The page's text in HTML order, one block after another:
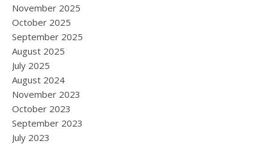
November 2025
October 2025
September 2025
August 2025
July 2025
August 2024
November 2023
October 2023
September 2023
July 2023